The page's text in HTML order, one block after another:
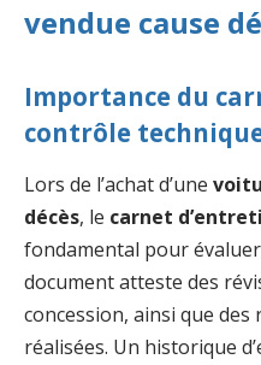
vendue cause
Importance du
contrôle
Lors de l’achat d’une
décès, le carnet
fondamental pour évaluer
document atteste des
concession, ainsi que
réalisées. Un historique